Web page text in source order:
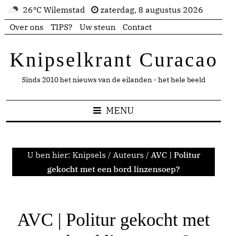
26°C Wilemstad
zaterdag, 8 augustus 2026
Over ons
TIPS? Uw steun Contact
Knipselkrant Curacao
Sinds 2010 het nieuws van de eilanden - het hele beeld
MENU
U ben hier: Knipsels / Auteurs / AVC | Politur
gekocht met een bord linzensoep?
AVC | Politur gekocht met